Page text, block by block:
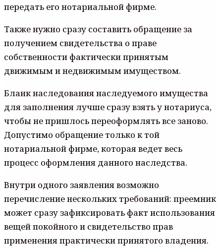
передать его нотариальной фирме.
Также нужно сразу составить обращение за
получением свидетельства о праве
собственности фактически принятым
движимым и недвижимым имуществом.
Бланк наследования наследуемого имущества
для заполнения лучше сразу взять у нотариуса,
чтобы не пришлось переоформлять все заново.
Допустимо обращение только к той
нотариальной фирме, которая ведет весь
процесс оформления данного наследства.
Внутри одного заявления возможно
перечисление нескольких требований: преемник
может сразу зафиксировать факт использования
вещей покойного и свидетельство прав
применения практически принятого владения.